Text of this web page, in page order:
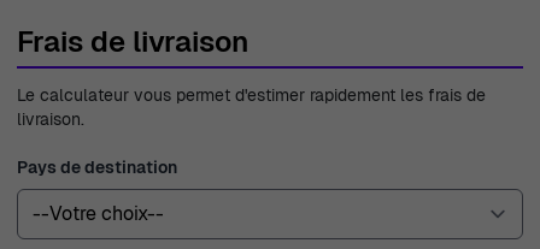
Frais de livraison
Le calculateur vous permet d'estimer rapidement les frais de
livraison.
Pays de destination